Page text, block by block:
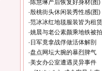
·陈慧琳产后恢复好身材(图)
·殷桃街头休闲装秀性感(图)
·范冰冰红地毯服装皆为租赁
·姚晨与老公素颜乘地铁被拍
· 日军竟拿战俘做活体解剖
·盘点网坛大腕的暴烈脾气
·美女办公室遭遇灵异事件